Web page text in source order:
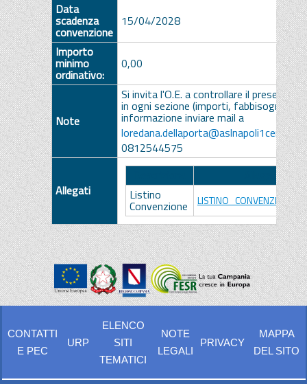
Data
scadenza
convenzione
15/04/2028
Importo
minimo
ordinativo:
0,00
Note
Si invita l'O.E. a controllare il presente
in ogni sezione (importi, fabbisogni,
informazione inviare mail a
loredana.dellaporta@aslnapoli1centro.it
0812544575
Allegati
Allegato
Listino
Convenzione
CONTATTI
E PEC
URP
ELENCO
SITI
TEMATICI
NOTE
LEGALI
PRIVACY
MAPPA
DEL SITO